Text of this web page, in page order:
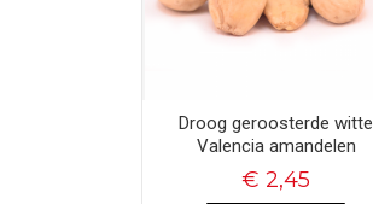
Droog geroosterde witte
Valencia amandelen
€ 2,45